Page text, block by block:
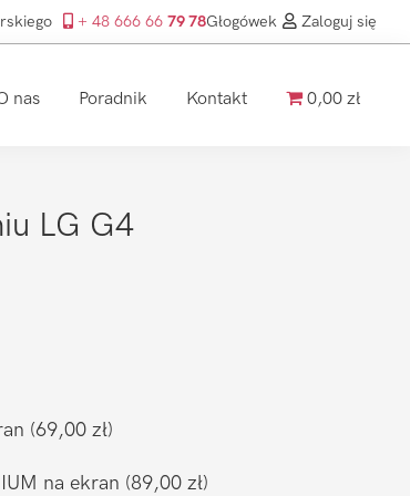
+ 48 666 66 79 78Głogówek Zaloguj się
nas Poradnik Kontakt 0,00 zł
LG G4
(69,00 zł)
na ekran (89,00 zł)